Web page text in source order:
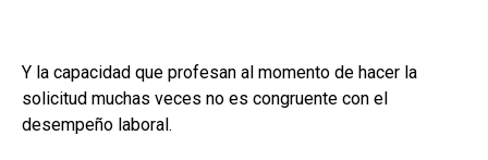
Y la capacidad que profesan al momento de hacer la
solicitud muchas veces no es congruente con el
desempeño laboral.